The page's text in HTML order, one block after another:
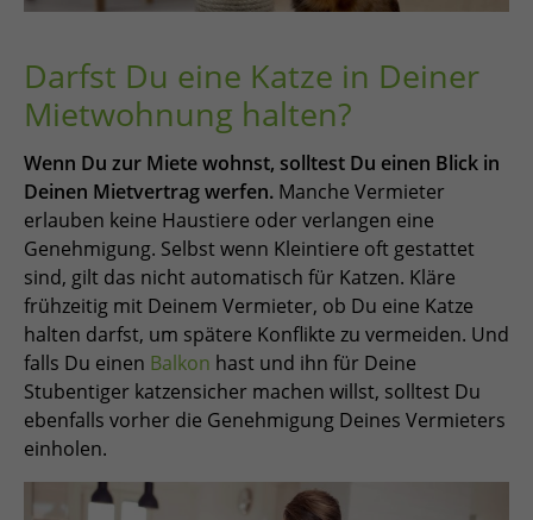
Darfst Du eine Katze in Deiner
Mietwohnung halten?
Wenn Du zur Miete wohnst, solltest Du einen Blick in
Deinen Mietvertrag werfen. Manche Vermieter
erlauben keine Haustiere oder verlangen eine
Genehmigung. Selbst wenn Kleintiere oft gestattet
sind, gilt das nicht automatisch für Katzen. Kläre
frühzeitig mit Deinem Vermieter, ob Du eine Katze
halten darfst, um spätere Konflikte zu vermeiden. Und
falls Du einen Balkon hast und ihn für Deine
Stubentiger katzensicher machen willst, solltest Du
ebenfalls vorher die Genehmigung Deines Vermieters
einholen.